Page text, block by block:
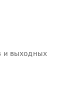
и выходных